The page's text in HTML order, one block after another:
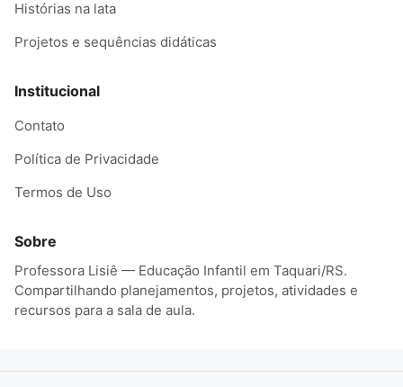
Histórias na lata
Projetos e sequências didáticas
Institucional
Contato
Política de Privacidade
Termos de Uso
Sobre
Professora Lisiê — Educação Infantil em Taquari/RS.
Compartilhando planejamentos, projetos, atividades e
recursos para a sala de aula.